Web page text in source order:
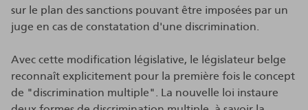
sur le plan des sanctions pouvant être imposées par un
juge en cas de constatation d'une discrimination.
Avec cette modification législative, le législateur belge
reconnaît explicitement pour la première fois le concept
de "discrimination multiple". La nouvelle loi instaure